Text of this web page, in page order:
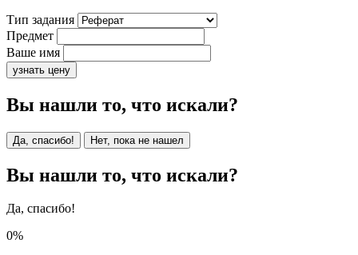
Тип задания
Предмет
Ваше имя
узнать цену
Вы нашли то, что искали?
Да, спасибо! Нет, пока не нашел
Вы нашли то, что искали?
Да, спасибо!
0%